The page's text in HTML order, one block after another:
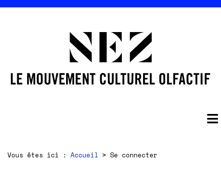
Vous êtes ici : Accueil > Se connecter